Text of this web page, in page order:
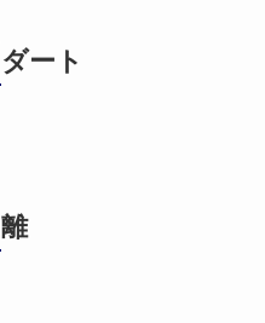
ダート
離